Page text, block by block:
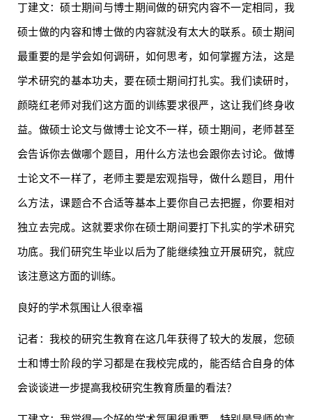
丁建文：硕士期间与博士期间做的研究内容不一定相同，我
硕士做的内容和博士做的内容就没有太大的联系。硕士期间
最重要的是学会如何调研，如何思考，如何掌握方法，这是
学术研究的基本功夫，要在硕士期间打扎实。我们读研时，
颜晓红老师对我们这方面的训练要求很严，这让我们终身收
益。做硕士论文与做博士论文不一样，硕士期间，老师甚至
会告诉你去做哪个题目，用什么方法也会跟你去讨论。做博
士论文不一样了，老师主要是宏观指导，做什么题目，用什
么方法，课题合不合适等基本上要你自己去把握，你要相对
独立去完成。这就要求你在硕士期间要打下扎实的学术研究
功底。我们研究生毕业以后为了能继续独立开展研究，就应
该注意这方面的训练。
良好的学术氛围让人很幸福
记者：我校的研究生教育在这几年获得了较大的发展，您硕
士和博士阶段的学习都是在我校完成的，能否结合自身的体
会谈谈进一步提高我校研究生教育质量的看法？